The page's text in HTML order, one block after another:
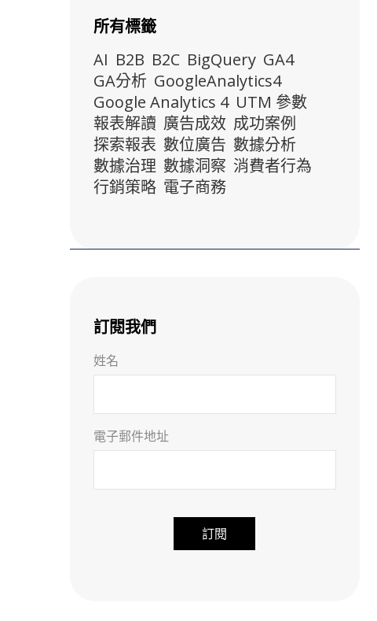
所有標籤
AI B2B B2C BigQuery GA4
GA分析 GoogleAnalytics4
Google Analytics 4 UTM 參數
報表解讀 廣告成效 成功案例
探索報表 數位廣告 數據分析
數據治理 數據洞察 消費者行為
行銷策略 電子商務
訂閱我們
姓名
電子郵件地址